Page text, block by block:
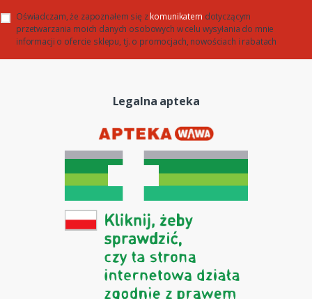
Oświadczam, że zapoznałem się zkomunikatem dotyczącym
przetwarzania moich danych osobowych w celu wysyłania do mnie
informacji o ofercie sklepu, tj. o promocjach, nowościach i rabatach
Legalna apteka